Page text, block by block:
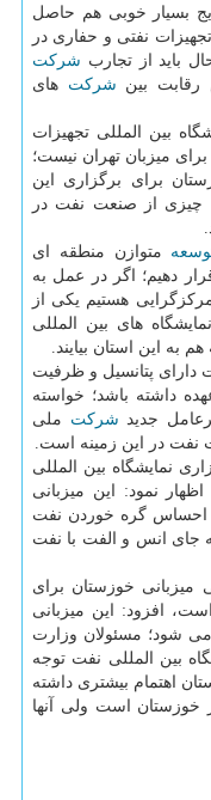
بسیار خوبی هم حاصل
نفتی و حفاری در
باید از تجارب شركت
رقابت بین شركت های
بین المللی تجهیزات
میزبان تهران نیست؛
برای برگزاری این
چیزی از صنعت نفت در
متوازن منطقه ای
دهیم؛ اگر در عمل به
هستیم یكی از
های بین المللی
به این استان بیایند.
دارای پتانسیل و ظرفیت
داشته باشد؛ خواسته
جدید شركت ملی
نفت در این زمینه است.
نمایشگاه بین المللی
نمود: این میزبانی
احساس گره خوردن نفت
جای انس و الفت با نفت
میزبانی خوزستان برای
افزود: این میزبانی
شود؛ مسئولان وزارت
بین المللی نفت توجه
اهتمام بیشتری داشته
خوزستان است ولی آنها